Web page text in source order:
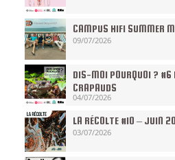
CAMPUS HIFI SUMMER
09/07/2026
DIS-MOI POURQUOI ? #6
CRAPAUDS
04/07/2026
LA RÉCOLTE #10 – JUIN
03/07/2026